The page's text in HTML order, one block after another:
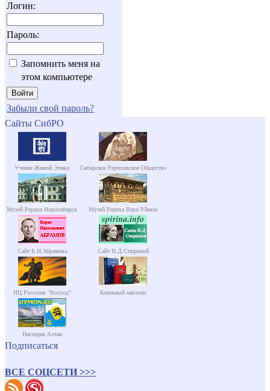
Логин:
Пароль:
Запомнить меня на
этом компьютере
Забыли свой пароль?
Сайты СибРО
Учение Живой Этики Сибирское Рериховское Общество
Музей Рериха Новосибирск Музей Рериха Верх-Уймон
Сайт Б.Н.Абрамова Сайт Н.Д.Спириной
ИЦ Россазия "Восход" Книжный магазин
Наследие Алтая
Подписаться
ВСЕ СОЦСЕТИ >>>